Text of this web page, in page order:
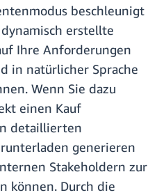
beschleunigt
erstellte
Ihre Anforderungen
in natürlicher Sprache
Wenn Sie dazu
einen Kauf
detaillierten
generieren
Stakeholdern zur
können. Durch die